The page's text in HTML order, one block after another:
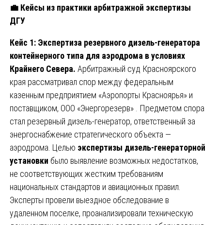
💼 Кейсы из практики арбитражной экспертизы
ДГУ
Кейс 1: Экспертиза резервного дизель-генератора
контейнерного типа для аэродрома в условиях
Крайнего Севера. Арбитражный суд Красноярского
края рассматривал спор между федеральным
казенным предприятием «Аэропорты Красноярья» и
поставщиком, ООО «Энергорезерв» . Предметом спора
стал резервный дизель-генератор, ответственный за
энергоснабжение стратегического объекта —
аэродрома. Целью экспертизы дизель-генераторной
установки было выявление возможных недостатков,
не соответствующих жестким требованиям
национальных стандартов и авиационных правил.
Эксперты провели выездное обследование в
удаленном поселке, проанализировали техническую